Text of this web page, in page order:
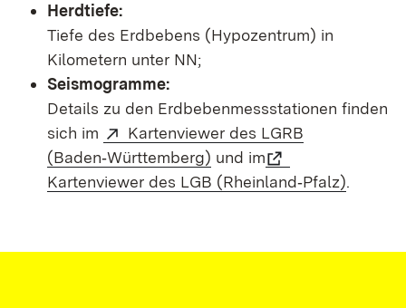
Herdtiefe:
Tiefe des Erdbebens (Hypozentrum) in
Kilometern unter NN;
Seismogramme:
Details zu den Erdbebenmessstationen finden
sich im
Kartenviewer des LGRB
(Baden‑Württemberg) und im
Kartenviewer des LGB (Rheinland‑Pfalz).